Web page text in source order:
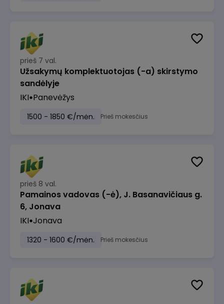
prieš 7 val.
Užsakymų komplektuotojas (-a) skirstymo
sandėlyje
IKI Panevėžys
1500 - 1850 €/mėn. Prieš mokesčius
prieš 8 val.
Pamainos vadovas (-ė), J. Basanavičiaus g.
6, Jonava
IKI Jonava
1320 - 1600 €/mėn. Prieš mokesčius